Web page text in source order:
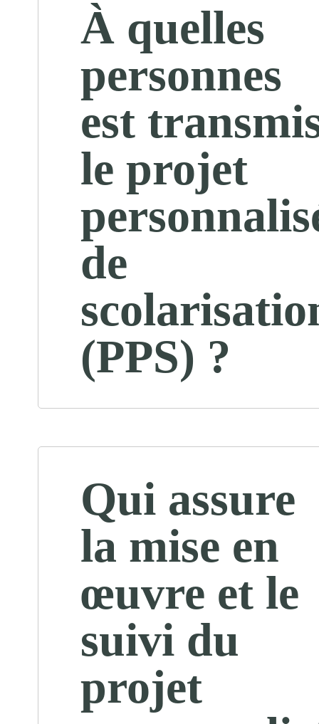
À quelles
personnes
est
le projet
de
(PPS) ?
Qui assure
la mise en
œuvre et le
suivi du
projet